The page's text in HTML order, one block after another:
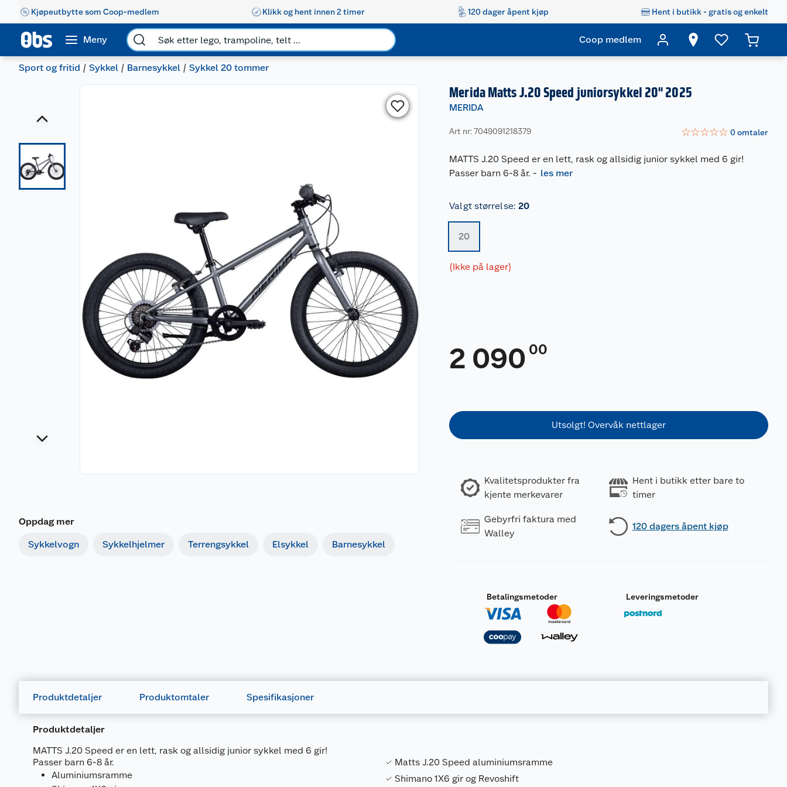
Kjøpeutbytte som Coop-medlem Klikk og hent innen 2 timer 120 dager åpent kjøp Hent i butikk - gratis og enkelt
Meny Coop medlem
Sport og fritid Sykkel Barnesykkel Sykkel 20 tommer
Oppdag mer
Sykkelvogn Sykkelhjelmer Terrengsykkel Elsykkel Barnesykkel
Merida Matts J.20 Speed juniorsykkel 20" 2025
MERIDA
Art nr: 7049091218379 ☆☆☆☆☆ 0omtaler
MATTS J.20 Speed er en lett, rask og allsidig junior sykkel med 6 gir!
Passer barn 6-8 år. - les mer
Valgt størrelse: 20
20
(Ikke på lager)
2 090 00
Utsolgt! Overvåk nettlager
Kvalitetsprodukter fra
kjente merkevarer
Hent i butikk etter bare to
timer
Gebyrfri faktura med
Walley
120 dagers åpent kjøp
Betalingsmetoder Leveringsmetoder
Produktdetaljer Produktomtaler Spesifikasjoner
Produktdetaljer
MATTS J.20 Speed er en lett, rask og allsidig junior sykkel med 6 gir!
Passer barn 6-8 år.
Aluminiumsramme
Matts J.20 Speed aluminiumsramme
Shimano 1X6 gir og Revoshift